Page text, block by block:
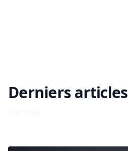
Derniers articles